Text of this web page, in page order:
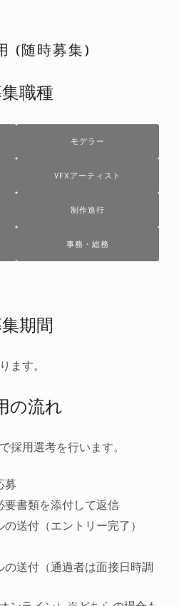
(随時募集)
職種
モデラー
VFXアーティスト
制作進行
事務・総務
期間
ます。
の流れ
採用選考を行います。
募
要書類を添付して返信
送付（エントリー完了）
の送付（通過者は面接日時調